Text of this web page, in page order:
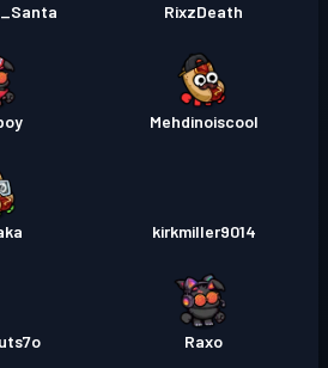
RixzDeath
Mehdinoiscool
kirkmiller9014
Raxo